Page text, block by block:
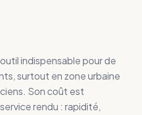
indispensable pour de
surtout en zone urbaine
Son coût est
rendu : rapidité,